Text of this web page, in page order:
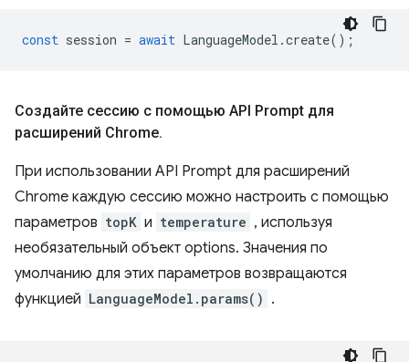
const session = await LanguageModel .create();
Создайте сессию с помощью API Prompt для
расширений Chrome.
При использовании API Prompt для расширений
Chrome каждую сессию можно настроить с помощью
параметров topK и temperature , используя
необязательный объект options. Значения по
умолчанию для этих параметров возвращаются
функцией LanguageModel.params() .